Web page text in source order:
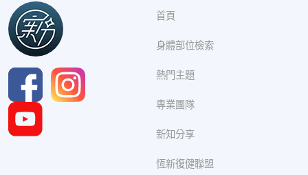
首頁
身體部位檢索
熱門主題
專業團隊
新知分享
恆新復健聯盟